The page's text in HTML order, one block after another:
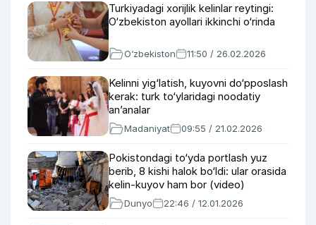
Turkiyadagi xorijlik kelinlar reytingi:
O‘zbekiston ayollari ikkinchi o‘rinda
O‘zbekiston 11:50 / 26.02.2026
Kelinni yig‘latish, kuyovni do‘pposlash
kerak: turk to‘ylaridagi noodatiy
an’analar
Madaniyat 09:55 / 21.02.2026
Pokistondagi to‘yda portlash yuz
berib, 8 kishi halok bo‘ldi: ular orasida
kelin-kuyov ham bor (video)
Dunyo 22:46 / 12.01.2026